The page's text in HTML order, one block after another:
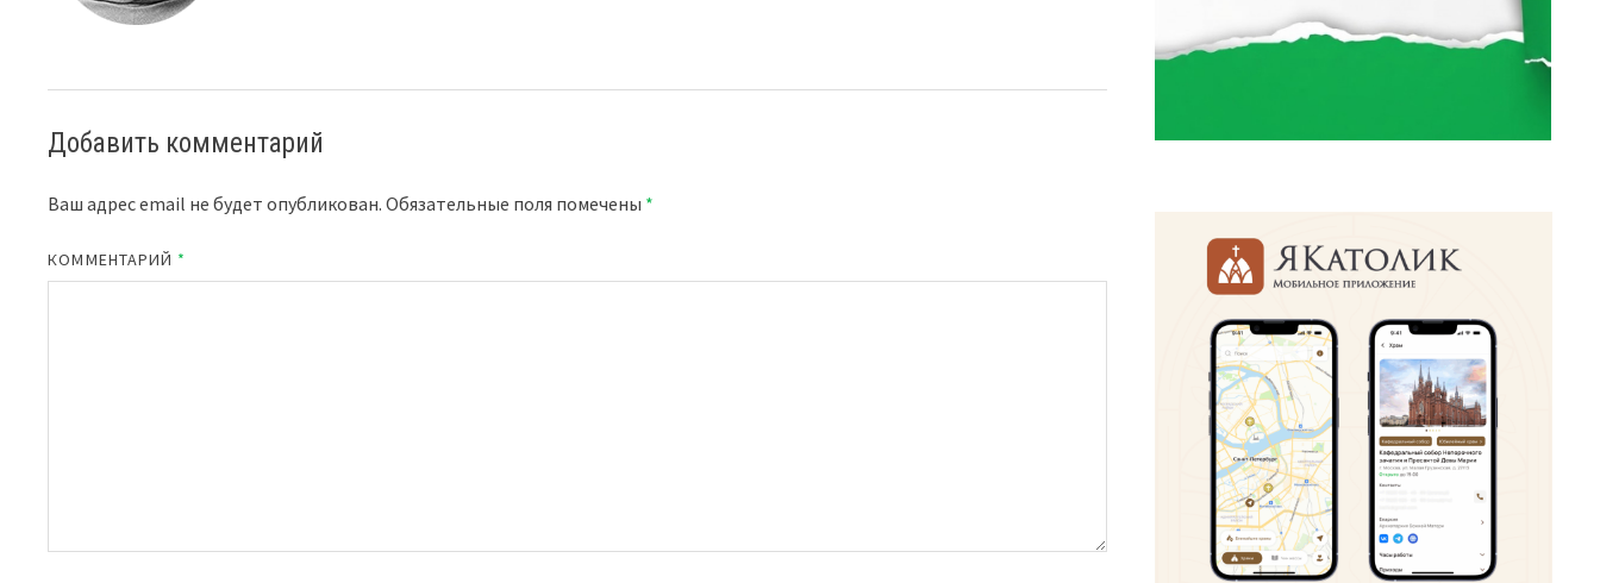
Добавить комментарий
Ваш адрес email не будет опубликован. Обязательные поля помечены *
КОММЕНТАРИЙ *